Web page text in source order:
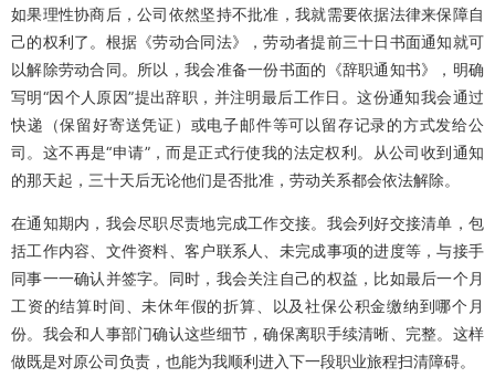
如果理性协商后，公司依然坚持不批准，我就需要依据法律来保障自
己的权利了。根据《劳动合同法》，劳动者提前三十日书面通知就可
以解除劳动合同。所以，我会准备一份书面的《辞职通知书》，明确
写明“因个人原因”提出辞职，并注明最后工作日。这份通知我会通过
快递（保留好寄送凭证）或电子邮件等可以留存记录的方式发给公
司。这不再是“申请”，而是正式行使我的法定权利。从公司收到通知
的那天起，三十天后无论他们是否批准，劳动关系都会依法解除。
在通知期内，我会尽职尽责地完成工作交接。我会列好交接清单，包
括工作内容、文件资料、客户联系人、未完成事项的进度等，与接手
同事一一确认并签字。同时，我会关注自己的权益，比如最后一个月
工资的结算时间、未休年假的折算、以及社保公积金缴纳到哪个月
份。我会和人事部门确认这些细节，确保离职手续清晰、完整。这样
做既是对原公司负责，也能为我顺利进入下一段职业旅程扫清障碍。